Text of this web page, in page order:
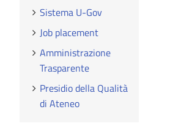
Sistema U-Gov
Job placement
Amministrazione
Trasparente
Presidio della Qualità
di Ateneo